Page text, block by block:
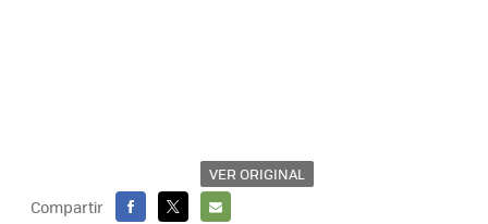
VER ORIGINAL
Compartir